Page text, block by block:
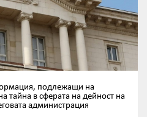
подлежащи на
тайна в сферата на дейност на
администрация